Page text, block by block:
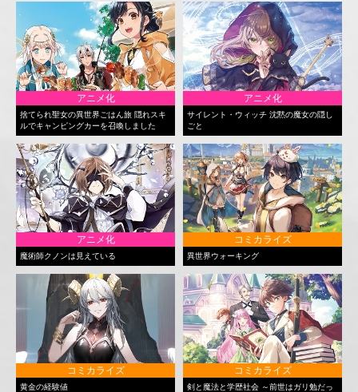
アニメ化
捨てられ聖女の異世界ごはん旅 隠れスキ
ルでキャンピングカーを召喚しました
アニメ化
サイレント・ウィッチ 沈黙の魔女の隠し
ごと
アニメ化
魔術師クノンは見えている
コミカライズ
異世界ウォーキング
コミカライズ
黄金の経験値
コミカライズ
剣と魔法と学歴社会 ～前世はガリ勉だっ